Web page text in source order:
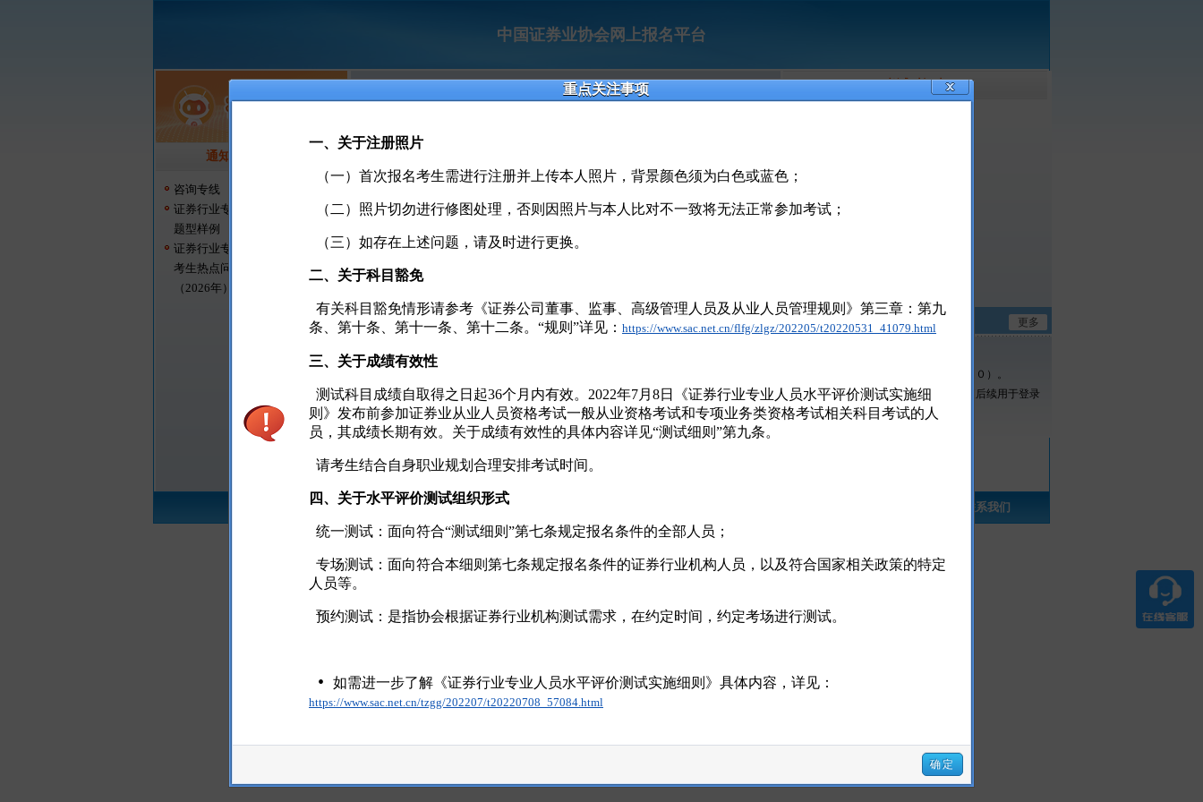
中国证券业协会网上报名平台
通知公告
咨询专线
证券行业专业人员水平评价测试
题型样例
证券行业专业人员水平评价测试
考生热点问题问答
（2026年）
考生登录
密 码 忘记密码？
验证码
考试时间表
更多
1、注册时请务必输入正确的姓名和证件号码，以免影响考后成绩查询。
2、身份证号为18位居民身份证号码，只能输入半角数字（例如：1234567890），不能输入全角数字（例如：１２３４５６７８９０）。
3、改革前所有账号不延用（2015年底之前）。从2016年起，新老考生均需重新注册，报考账号及密码务必牢记并妥善保存，以便后续用于登录
进行报名、打印考试准考证及查询考试成绩之用。
考试规则 报名须知 全年考试计划 联系我们
重点关注事项
一、关于注册照片
（一）首次报名考生需进行注册并上传本人照片，背景颜色须为白色或蓝色；
（二）照片切勿进行修图处理，否则因照片与本人比对不一致将无法正常参加考试；
（三）如存在上述问题，请及时进行更换。
二、关于科目豁免
有关科目豁免情形请参考《证券公司董事、监事、高级管理人员及从业人员管理规则》第三章：第九
条、第十条、第十一条、第十二条。“规则”详见： https://www.sac.net.cn/flfg/zlgz/202205/t20220531_41079.html
三、关于成绩有效性
测试科目成绩自取得之日起36个月内有效。2022年7月8日《证券行业专业人员水平评价测试实施细
则》发布前参加证券业从业人员资格考试一般从业资格考试和专项业务类资格考试相关科目考试的人
员，其成绩长期有效。关于成绩有效性的具体内容详见“测试细则”第九条。
请考生结合自身职业规划合理安排考试时间。
四、关于水平评价测试组织形式
统一测试：面向符合“测试细则”第七条规定报名条件的全部人员；
专场测试：面向符合本细则第七条规定报名条件的证券行业机构人员，以及符合国家相关政策的特定
人员等。
预约测试：是指协会根据证券行业机构测试需求，在约定时间，约定考场进行测试。
如需进一步了解《证券行业专业人员水平评价测试实施细则》具体内容，详见：
https://www.sac.net.cn/tzgg/202207/t20220708_57084.html
确定